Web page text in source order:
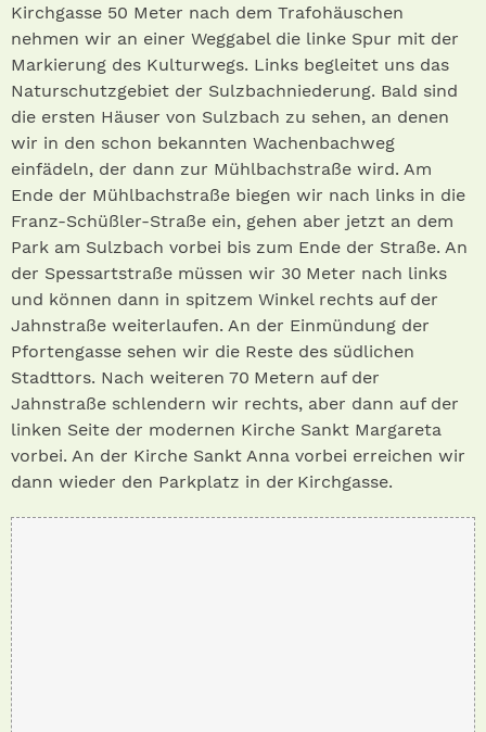
Kirchgasse 50 Meter nach dem Trafohäuschen
nehmen wir an einer Weggabel die linke Spur mit der
Markierung des Kulturwegs. Links begleitet uns das
Naturschutzgebiet der Sulzbachniederung. Bald sind
die ersten Häuser von Sulzbach zu sehen, an denen
wir in den schon bekannten Wachenbachweg
einfädeln, der dann zur Mühlbachstraße wird. Am
Ende der Mühlbachstraße biegen wir nach links in die
Franz-Schüßler-Straße ein, gehen aber jetzt an dem
Park am Sulzbach vorbei bis zum Ende der Straße. An
der Spessartstraße müssen wir 30 Meter nach links
und können dann in spitzem Winkel rechts auf der
Jahnstraße weiterlaufen. An der Einmündung der
Pfortengasse sehen wir die Reste des südlichen
Stadttors. Nach weiteren 70 Metern auf der
Jahnstraße schlendern wir rechts, aber dann auf der
linken Seite der modernen Kirche Sankt Margareta
vorbei. An der Kirche Sankt Anna vorbei erreichen wir
dann wieder den Parkplatz in der Kirchgasse.